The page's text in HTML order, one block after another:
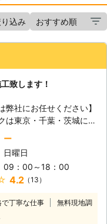
込み
致します！
弊社にお任せください】
は東京・千葉・茨城に拠
京都を中心に関東一円の
ロフェッショナルとし
タッフは活動しておりま
しい専門スタッフが、実
けたお宅に調査にお伺い
いただきます。施工員は
と、点検にお伺いする調
ー
日曜日
09：00～18：00
4.2 （13）
で丁寧な仕事
無料現地調